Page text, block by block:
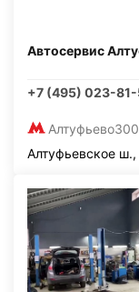
Автосервис
+7 (495) 023-
Алтуфьево
Алтуфьевское